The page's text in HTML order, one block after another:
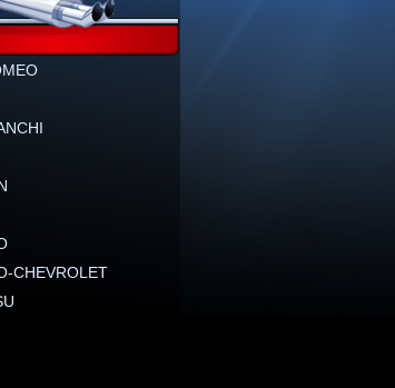
CHEVROLET